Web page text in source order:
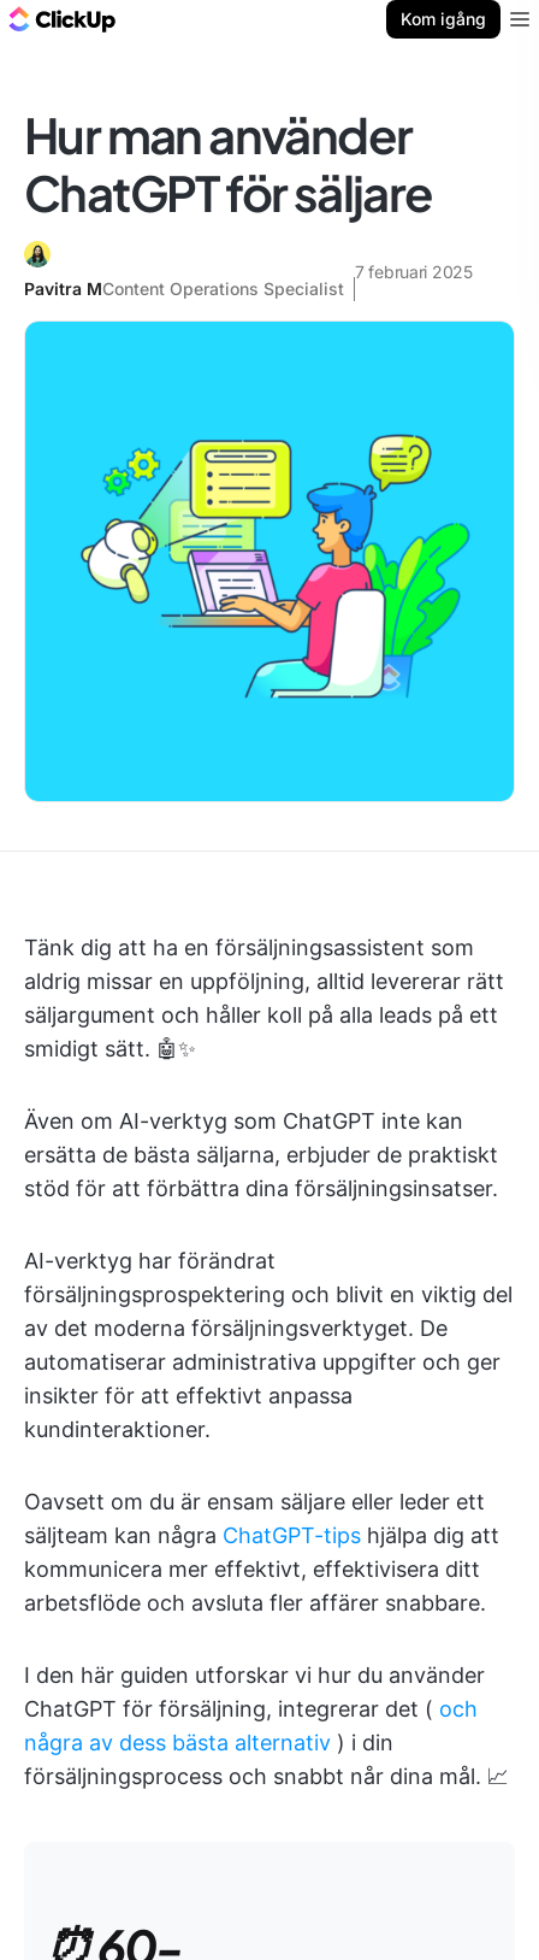
Kom igång
Hur man använder
ChatGPT för säljare
Pavitra MContent Operations Specialist
7 februari 2025
Tänk dig att ha en försäljningsassistent som
aldrig missar en uppföljning, alltid levererar rätt
säljargument och håller koll på alla leads på ett
smidigt sätt. 🤖✨
Även om AI-verktyg som ChatGPT inte kan
ersätta de bästa säljarna, erbjuder de praktiskt
stöd för att förbättra dina försäljningsinsatser.
AI-verktyg har förändrat
försäljningsprospektering och blivit en viktig del
av det moderna försäljningsverktyget. De
automatiserar administrativa uppgifter och ger
insikter för att effektivt anpassa
kundinteraktioner.
Oavsett om du är ensam säljare eller leder ett
säljteam kan några ChatGPT-tips hjälpa dig att
kommunicera mer effektivt, effektivisera ditt
arbetsflöde och avsluta fler affärer snabbare.
I den här guiden utforskar vi hur du använder
ChatGPT för försäljning, integrerar det ( och
några av dess bästa alternativ ) i din
försäljningsprocess och snabbt når dina mål. 📈
⏰ 60-